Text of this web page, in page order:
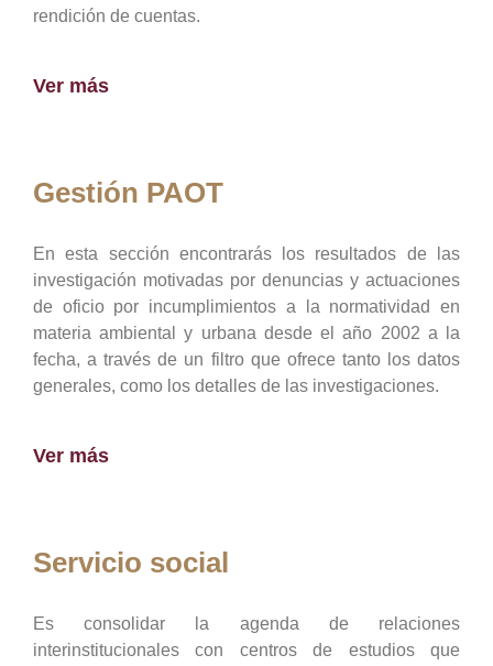
rendición de cuentas.
Ver más
Gestión PAOT
En esta sección encontrarás los resultados de las
investigación motivadas por denuncias y actuaciones
de oficio por incumplimientos a la normatividad en
materia ambiental y urbana desde el año 2002 a la
fecha, a través de un filtro que ofrece tanto los datos
generales, como los detalles de las investigaciones.
Ver más
Servicio social
Es consolidar la agenda de relaciones
interinstitucionales con centros de estudios que